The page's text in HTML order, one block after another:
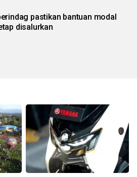
pastikan bantuan modal
disalurkan